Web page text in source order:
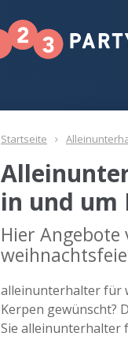
Startseite
in und um
Hier
alleinunterhalter für
Kerpen gewünscht?
Sie alleinunterhalter